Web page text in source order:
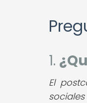
1.
El